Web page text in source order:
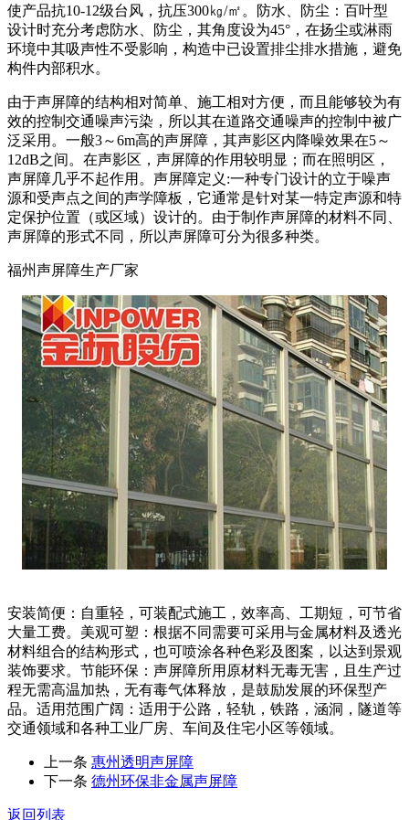
使产品抗10-12级台风，抗压300㎏/㎡。防水、防尘：百叶型
设计时充分考虑防水、防尘，其角度设为45°，在扬尘或淋雨
环境中其吸声性不受影响，构造中已设置排尘排水措施，避免
构件内部积水。
由于声屏障的结构相对简单、施工相对方便，而且能够较为有
效的控制交通噪声污染，所以其在道路交通噪声的控制中被广
泛采用。一般3～6m高的声屏障，其声影区内降噪效果在5～
12dB之间。在声影区，声屏障的作用较明显；而在照明区，
声屏障几乎不起作用。声屏障定义:一种专门设计的立于噪声
源和受声点之间的声学障板，它通常是针对某一特定声源和特
定保护位置（或区域）设计的。由于制作声屏障的材料不同、
声屏障的形式不同，所以声屏障可分为很多种类。
福州声屏障生产厂家
安装简便：自重轻，可装配式施工，效率高、工期短，可节省
大量工费。美观可塑：根据不同需要可采用与金属材料及透光
材料组合的结构形式，也可喷涂各种色彩及图案，以达到景观
装饰要求。节能环保：声屏障所用原材料无毒无害，且生产过
程无需高温加热，无有毒气体释放，是鼓励发展的环保型产
品。适用范围广阔：适用于公路，轻轨，铁路，涵洞，隧道等
交通领域和各种工业厂房、车间及住宅小区等领域。
上一条 惠州透明声屏障
下一条 德州环保非金属声屏障
返回列表